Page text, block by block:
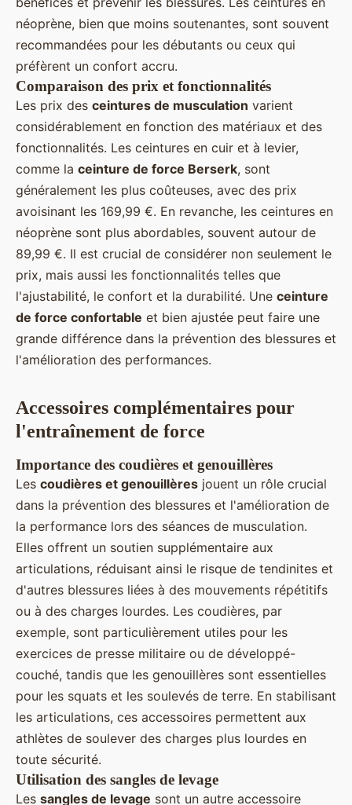
néoprène, bien que moins soutenantes, sont souvent
recommandées pour les débutants ou ceux qui
préfèrent un confort accru.
Comparaison des prix et fonctionnalités
Les prix des ceintures de musculation varient
considérablement en fonction des matériaux et des
fonctionnalités. Les ceintures en cuir et à levier,
comme la ceinture de force Berserk, sont
généralement les plus coûteuses, avec des prix
avoisinant les 169,99 €. En revanche, les ceintures en
néoprène sont plus abordables, souvent autour de
89,99 €. Il est crucial de considérer non seulement le
prix, mais aussi les fonctionnalités telles que
l'ajustabilité, le confort et la durabilité. Une ceinture
de force confortable et bien ajustée peut faire une
grande différence dans la prévention des blessures et
l'amélioration des performances.
Accessoires complémentaires pour
l'entraînement de force
Importance des coudières et genouillères
Les coudières et genouillères jouent un rôle crucial
dans la prévention des blessures et l'amélioration de
la performance lors des séances de musculation.
Elles offrent un soutien supplémentaire aux
articulations, réduisant ainsi le risque de tendinites et
d'autres blessures liées à des mouvements répétitifs
ou à des charges lourdes. Les coudières, par
exemple, sont particulièrement utiles pour les
exercices de presse militaire ou de développé-
couché, tandis que les genouillères sont essentielles
pour les squats et les soulevés de terre. En stabilisant
les articulations, ces accessoires permettent aux
athlètes de soulever des charges plus lourdes en
toute sécurité.
Utilisation des sangles de levage
Les sangles de levage sont un autre accessoire